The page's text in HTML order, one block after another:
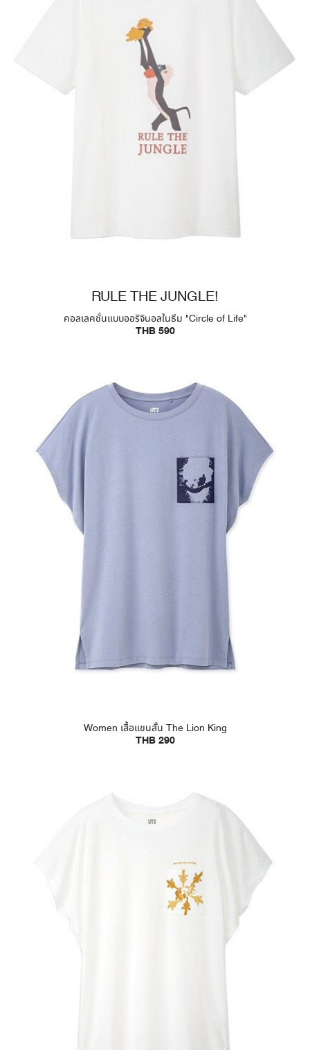
RULE THE JUNGLE!
คอลเลคชั่นแบบออริจินอลในธีม "Circle of Life"
THB 590
Women เสื้อแขนสั้น The Lion King
THB 290